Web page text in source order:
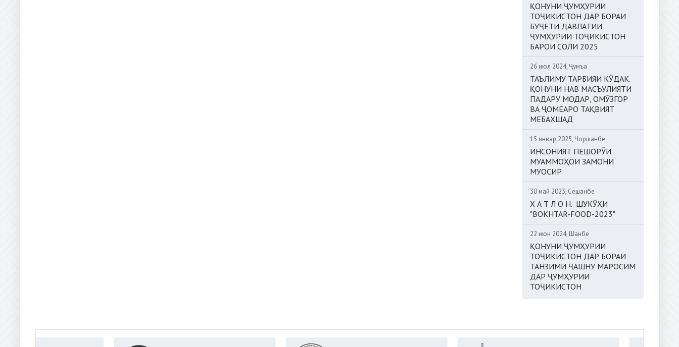
ҚОНУНИ ҶУМҲУРИИ
ТОҶИКИСТОН ДАР БОРАИ
БУҶЕТИ ДАВЛАТИИ
ҶУМҲУРИИ ТОҶИКИСТОН
БАРОИ СОЛИ 2025
26 июл 2024, Ҷумъа
ТАЪЛИМУ ТАРБИЯИ КӮДАК.
ҚОНУНИ НАВ МАСЪУЛИЯТИ
ПАДАРУ МОДАР, ОМӮЗГОР
ВА ҶОМЕАРО ТАҚВИЯТ
МЕБАХШАД
15 январ 2025, Чоршанбе
ИНСОНИЯТ ПЕШОРӮИ
МУАММОҲОИ ЗАМОНИ
МУОСИР
30 май 2023, Сешанбе
Х А Т Л О Н. ШУКӮҲИ
"BOKHTAR-FOOD-2023"
22 июн 2024, Шанбе
ҚОНУНИ ҶУМҲУРИИ
ТОҶИКИСТОН ДАР БОРАИ
ТАНЗИМИ ҶАШНУ МАРОСИМ
ДАР ҶУМҲУРИИ
ТОҶИКИСТОН